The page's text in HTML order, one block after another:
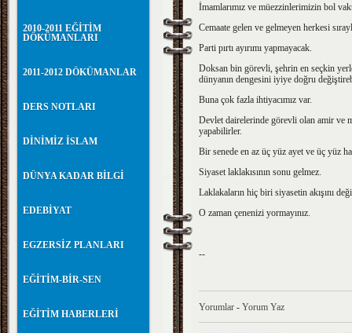
2010-2011 EĞİTİM
DÖKÜMANLARI
2011-2012 DÖKÜMANLAR
DERS NOTLARI
DİNİMİZ İSLAM
DÜNYA KADAR BİLGİ
EDEBİYAT
EGZERSİZ PLANLARI
EĞİTİM-BİR-SEN
EĞİTİM HABERLERİ
İmamlarımız ve müezzinlerimizin bol
Cemaate gelen ve gelmeyen herkesi
Parti pırtı ayırımı yapmayacak.
Doksan bin görevli, şehrin en seçkin
dünyanın dengesini iyiye doğru
Buna çok fazla ihtiyacımız var.
Devlet dairelerinde görevli olan amir ve
yapabilirler.
Bir senede en az üç yüz ayet ve üç yüz
Siyaset laklakısının sonu gelmez.
Laklakaların hiç biri siyasetin akışını
O zaman çenenizi yormayınız.
--
Yorumlar - Yorum Yaz